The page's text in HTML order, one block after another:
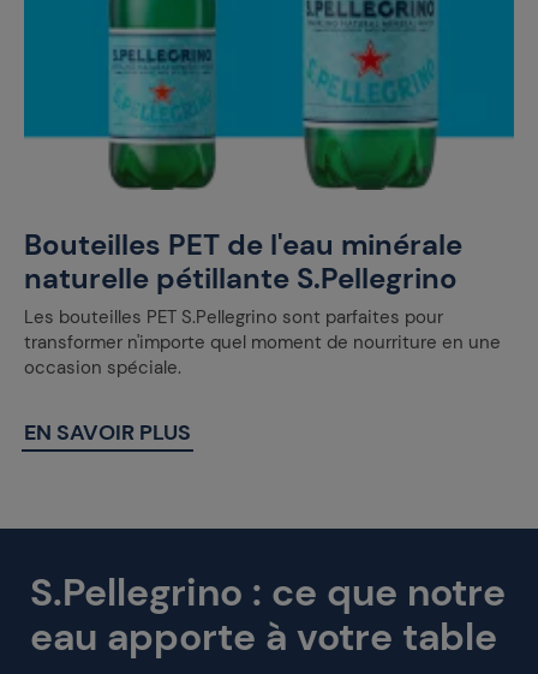
Bouteilles PET de l'eau minérale
naturelle pétillante S.Pellegrino
Les bouteilles PET S.Pellegrino sont parfaites pour
transformer n'importe quel moment de nourriture en une
occasion spéciale.
EN SAVOIR PLUS
S.Pellegrino : ce que notre
eau apporte à votre table